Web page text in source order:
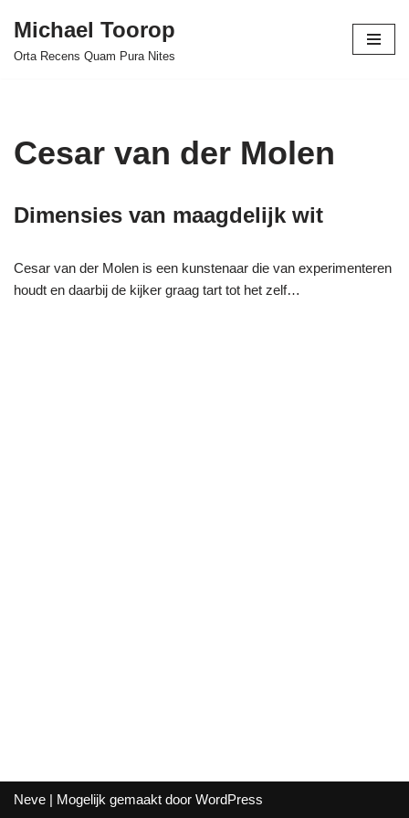
Ga
Michael Toorop
Orta Recens Quam Pura Nites
Cesar van der Molen
Dimensies van maagdelijk wit
Cesar van der Molen is een kunstenaar die van experimenteren
houdt en daarbij de kijker graag tart tot het zelf…
Neve | Mogelijk gemaakt door WordPress